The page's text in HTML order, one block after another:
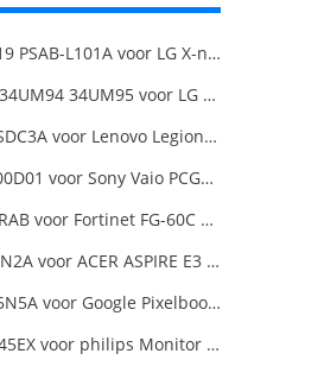
DA-65G19 PSAB-L101A voor LG X-note C500 R410
LCAP31 34UM94 34UM95 voor LG 34-Inch Ultra Wide QHD Monitor LED
ADL300SDC3A voor Lenovo Legion 5 Pro 16ACH6H 82JQ008HUK 82JQ008
ACDP-100D01 voor Sony Vaio PCGA AC19V4 ACDP-100D01
FSP036-RAB voor Fortinet FG-60C FG-60D FG-60E
A13-045N2A voor ACER ASPIRE E3 SERIES ASPIRE E5 SERIES ASPIRE ES1 SERIES
W16-045N5A voor Google Pixelbook USB Type-C
ADPC1945EX voor philips Monitor Power Supply